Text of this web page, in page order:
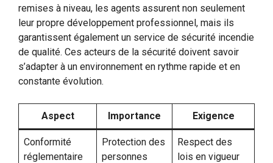
remises à niveau, les agents assurent non seulement
leur propre développement professionnel, mais ils
garantissent également un service de sécurité incendie
de qualité. Ces acteurs de la sécurité doivent savoir
s’adapter à un environnement en rythme rapide et en
constante évolution.
Aspect Importance Exigence
Conformité
réglementaire
Protection des
personnes
Respect des
lois en vigueur